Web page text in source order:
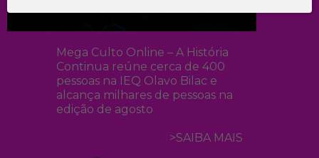
Mega Culto Online – A História
Continua reúne cerca de 400
pessoas na IEQ Olavo Bilac e
alcança milhares de pessoas na
edição de agosto
>SAIBA MAIS